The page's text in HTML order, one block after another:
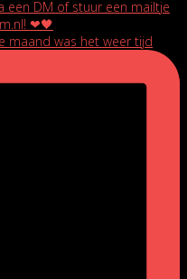
maand was het weer tijd